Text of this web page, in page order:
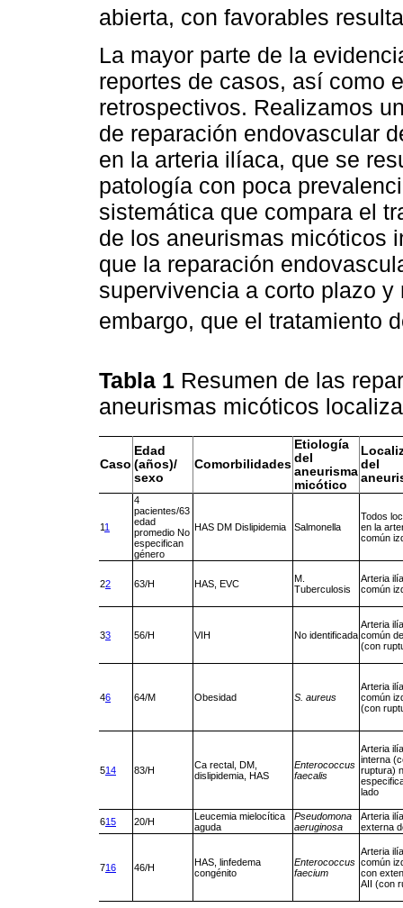
abierta, con favorables
La mayor parte de la
reportes de casos, así como
retrospectivos. Realizamos
de reparación endovascular
en la arteria ilíaca, que se
patología con poca
sistemática que compara el
de los aneurismas micóticos
que la reparación
supervivencia a corto plazo
embargo, que el tratamiento
Tabla 1 Resumen de las
aneurismas micóticos
Caso
Edad
(años)/
sexo
Comorbilidades
Etiología
del
aneurisma
micótico
del
11
4
pacientes/63
edad
promedio No
especifican
género
HAS DM Dislipidemia Salmonella
Todos
en la
común
22 63/H HAS, EVC
M.
Tuberculosis
Arteria
común
33 56/H VIH No identificada
Arteria
común
(con
46 64/M Obesidad S. aureus
Arteria
común
(con
514 83/H
Ca rectal, DM,
dislipidemia, HAS
Enterococcus
faecalis
Arteria
interna
ruptura)
lado
615 20/H
Leucemia mielocítica
aguda
Pseudomona
aeruginosa
Arteria
externa
716 46/H
HAS, linfedema
congénito
Enterococcus
faecium
Arteria
común
con
AII (con